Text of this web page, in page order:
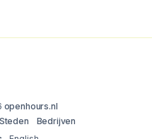
openhours.nl
Steden
Bedrijven